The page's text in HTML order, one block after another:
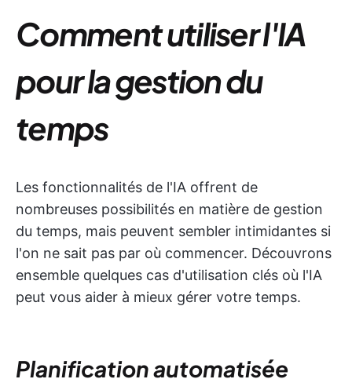
Comment utiliser l'IA
pour la gestion du
temps
Les fonctionnalités de l'IA offrent de
nombreuses possibilités en matière de gestion
du temps, mais peuvent sembler intimidantes si
l'on ne sait pas par où commencer. Découvrons
ensemble quelques cas d'utilisation clés où l'IA
peut vous aider à mieux gérer votre temps.
Planification automatisée